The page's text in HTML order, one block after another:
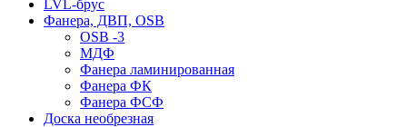
LVL-брус
Фанера, ДВП, OSB
OSB -3
МДФ
Фанера ламинированная
Фанера ФК
Фанера ФСФ
Доска необрезная